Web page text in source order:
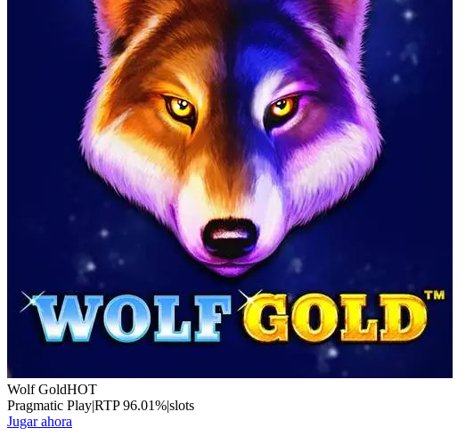
Wolf GoldHOT
Pragmatic Play|RTP96.01%|slots
Jugar ahora